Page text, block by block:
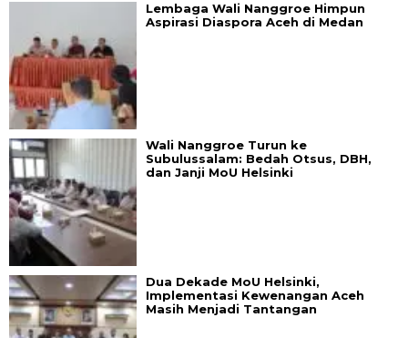
Lembaga Wali Nanggroe Himpun
Aspirasi Diaspora Aceh di Medan
Wali Nanggroe Turun ke
Subulussalam: Bedah Otsus, DBH,
dan Janji MoU Helsinki
Dua Dekade MoU Helsinki,
Implementasi Kewenangan Aceh
Masih Menjadi Tantangan